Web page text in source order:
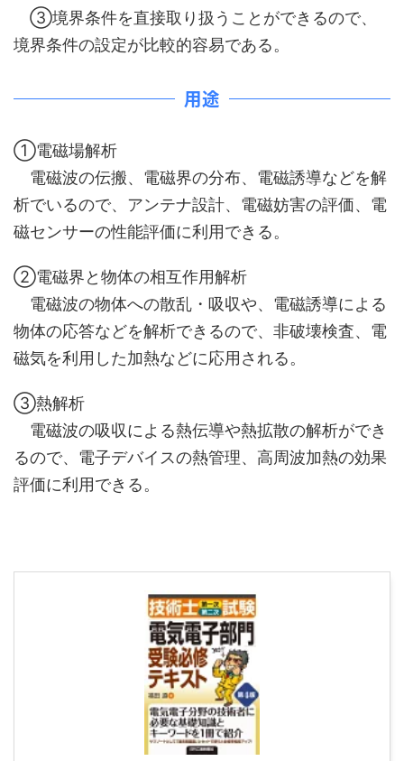
③境界条件を直接取り扱うことができるので、
境界条件の設定が比較的容易である。
用途
①電磁場解析
電磁波の伝搬、電磁界の分布、電磁誘導などを解
析でいるので、アンテナ設計、電磁妨害の評価、電
磁センサーの性能評価に利用できる。
②電磁界と物体の相互作用解析
電磁波の物体への散乱・吸収や、電磁誘導による
物体の応答などを解析できるので、非破壊検査、電
磁気を利用した加熱などに応用される。
③熱解析
電磁波の吸収による熱伝導や熱拡散の解析ができ
るので、電子デバイスの熱管理、高周波加熱の効果
評価に利用できる。